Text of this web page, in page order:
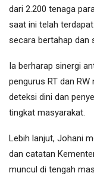
dari 2.200 tenaga
saat ini telah
secara bertahap dan
Ia berharap sinergi
pengurus RT dan
deteksi dini dan
tingkat masyarakat.
Lebih lanjut, Johani
dan catatan
muncul di tengah